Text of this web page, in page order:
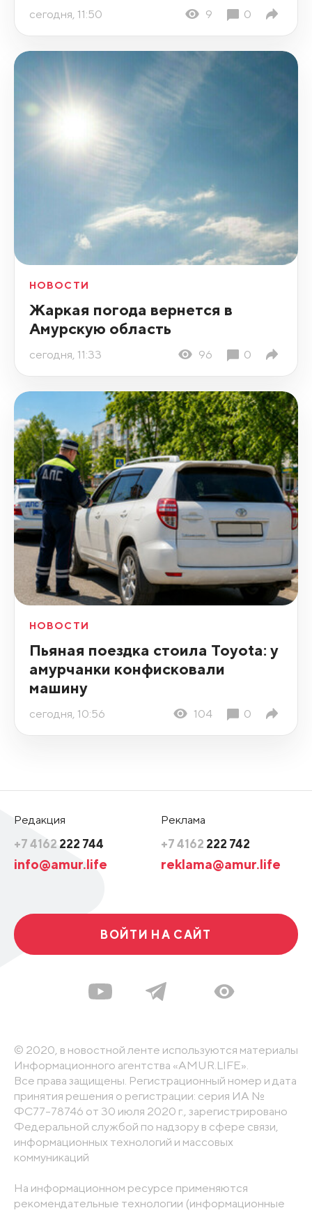
сегодня, 11:50 9 0
НОВОСТИ
Жаркая погода вернется в
Амурскую область
сегодня, 11:33 96 0
НОВОСТИ
Пьяная поездка стоила Toyota: у
амурчанки конфисковали
машину
сегодня, 10:56 104 0
Редакция
+7 4162 222 744
info@amur.life
Реклама
+7 4162 222 742
reklama@amur.life
ВОЙТИ НА САЙТ
© 2020, в новостной ленте используются материалы
Информационного агентства «AMUR.LIFE».
Все права защищены. Регистрационный номер и дата
принятия решения о регистрации: серия ИА №
ФС77-78746 от 30 июля 2020 г., зарегистрировано
Федеральной службой по надзору в сфере связи,
информационных технологий и массовых
коммуникаций
На информационном ресурсе применяются
рекомендательные технологии (информационные